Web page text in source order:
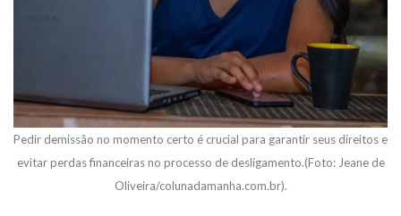
Pedir demissão no momento certo é crucial para garantir seus direitos e
evitar perdas financeiras no processo de desligamento.(Foto: Jeane de
Oliveira/colunadamanha.com.br).